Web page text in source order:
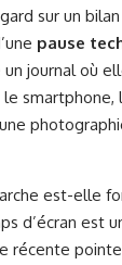
sur un
pause
journal où
smartphone,
est-elle
d’écran est
récente